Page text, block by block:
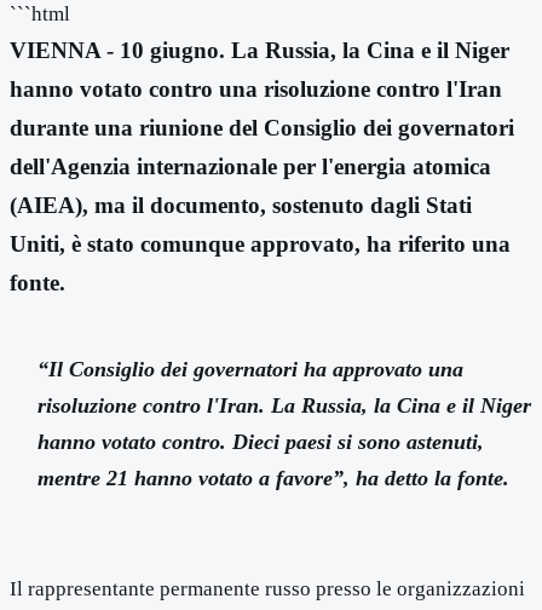
```html
VIENNA - 10 giugno. La Russia, la Cina e il Niger
hanno votato contro una risoluzione contro l'Iran
durante una riunione del Consiglio dei governatori
dell'Agenzia internazionale per l'energia atomica
(AIEA), ma il documento, sostenuto dagli Stati
Uniti, è stato comunque approvato, ha riferito una
fonte.
“Il Consiglio dei governatori ha approvato una
risoluzione contro l'Iran. La Russia, la Cina e il Niger
hanno votato contro. Dieci paesi si sono astenuti,
mentre 21 hanno votato a favore”, ha detto la fonte.
Il rappresentante permanente russo presso le organizzazioni